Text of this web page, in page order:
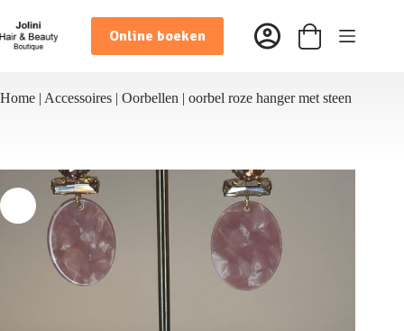
naar
de
inhoud
Online boeken Winkelwagen
Home | Accessoires | Oorbellen | oorbel roze hanger met steen